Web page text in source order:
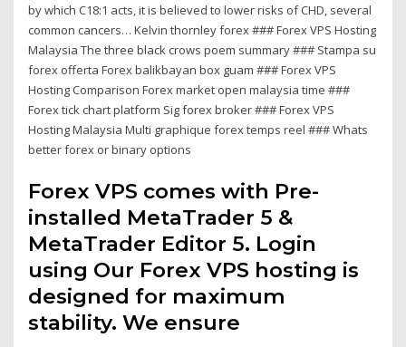
by which C18:1 acts, it is believed to lower risks of CHD, several
common cancers… Kelvin thornley forex ### Forex VPS Hosting
Malaysia The three black crows poem summary ### Stampa su
forex offerta Forex balikbayan box guam ### Forex VPS
Hosting Comparison Forex market open malaysia time ###
Forex tick chart platform Sig forex broker ### Forex VPS
Hosting Malaysia Multi graphique forex temps reel ### Whats
better forex or binary options
Forex VPS comes with Pre-
installed MetaTrader 5 &
MetaTrader Editor 5. Login
using Our Forex VPS hosting is
designed for maximum
stability. We ensure